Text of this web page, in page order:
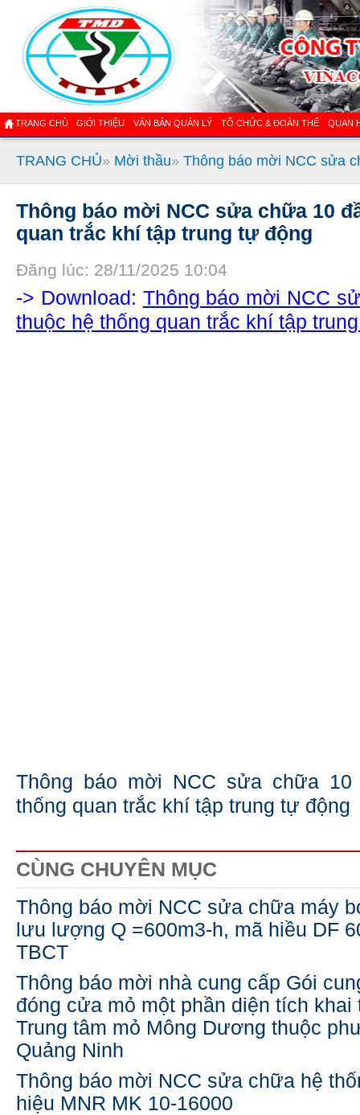
TRANG CHỦ GIỚI THIỆU VĂN BẢN QUẢN LÝ TỔ CHỨC & ĐOÀN THỂ QUAN
TRANG CHỦ» Mời thầu» Thông báo mời NCC sửa
Thông báo mời NCC sửa chữa 10
quan trắc khí tập trung tự động
Đăng lúc: 28/11/2025 10:04
-> Download: Thông báo mời NCC
thuộc hệ thống quan trắc khí tập
Thông báo mời NCC sửa chữa
thống quan trắc khí tập trung tự động
CÙNG CHUYÊN MỤC
Thông báo mời NCC sửa chữa máy
lưu lượng Q =600m3-h, mã hiều DF
TBCT
Thông báo mời nhà cung cấp Gói
đóng cửa mỏ một phần diện tích
Trung tâm mỏ Mông Dương thuộc
Quảng Ninh
Thông báo mời NCC sửa chữa hệ
hiệu MNR MK 10-16000